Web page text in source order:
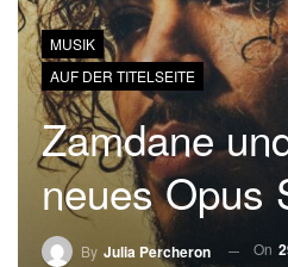
MUSIK
AUF DER TITELSEITE
Zamdane
neues Opus
By Julia Percheron On